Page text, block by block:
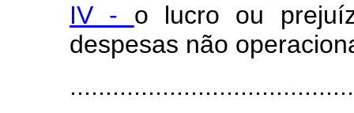
IV - o lucro ou
despesas não